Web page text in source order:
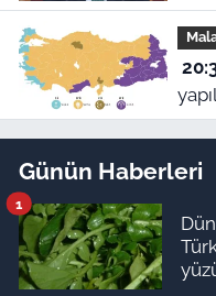
Günün Haberleri
1